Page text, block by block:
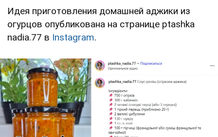
Идея приготовления домашней аджики из
огурцов опубликована на странице ptashka
nadia.77 в Instagram.